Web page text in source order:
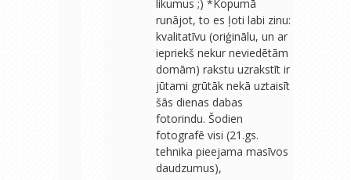
likumus ;) *Kopumā
runājot, to es ļoti labi zinu:
kvalitatīvu (oriģinālu, un ar
iepriekš nekur neviedētām
domām) rakstu uzrakstīt ir
jūtami grūtāk nekā uztaisīt
šās dienas dabas
fotorindu. Šodien
fotografē visi (21.gs.
tehnika pieejama masīvos
daudzumus),